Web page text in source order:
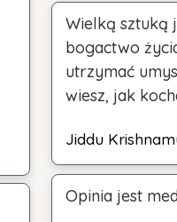
Wielką sztuką
bogactwo
utrzymać
wiesz, jak
Jiddu
Opinia jest